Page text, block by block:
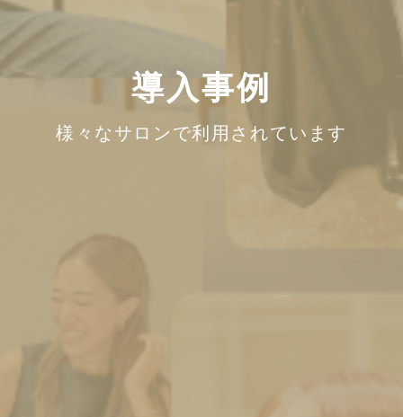
導入事例
様々なサロンで利用されています